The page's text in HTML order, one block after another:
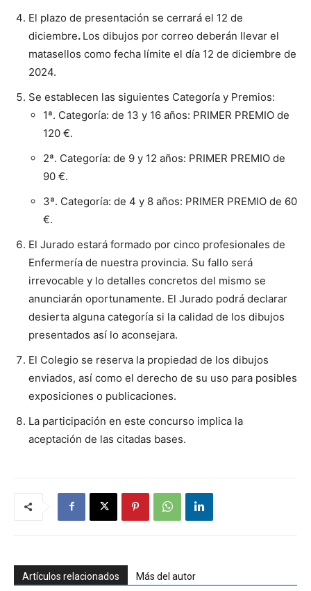
El plazo de presentación se cerrará el 12 de
diciembre. Los dibujos por correo deberán llevar el
matasellos como fecha límite el día 12 de diciembre de
2024.
Se establecen las siguientes Categoría y Premios:
1ª. Categoría: de 13 y 16 años: PRIMER PREMIO de
120 €.
2ª. Categoría: de 9 y 12 años: PRIMER PREMIO de
90 €.
3ª. Categoría: de 4 y 8 años: PRIMER PREMIO de 60
€.
El Jurado estará formado por cinco profesionales de
Enfermería de nuestra provincia. Su fallo será
irrevocable y lo detalles concretos del mismo se
anunciarán oportunamente. El Jurado podrá declarar
desierta alguna categoría si la calidad de los dibujos
presentados así lo aconsejara.
El Colegio se reserva la propiedad de los dibujos
enviados, así como el derecho de su uso para posibles
exposiciones o publicaciones.
La participación en este concurso implica la
aceptación de las citadas bases.
Artículos relacionados Más del autor